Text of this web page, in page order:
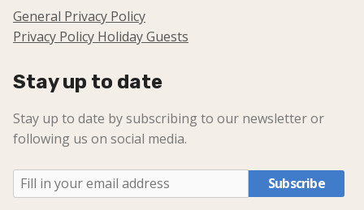
General Privacy Policy
Privacy Policy Holiday Guests
Stay up to date
Stay up to date by subscribing to our newsletter or
following us on social media.
Subscribe